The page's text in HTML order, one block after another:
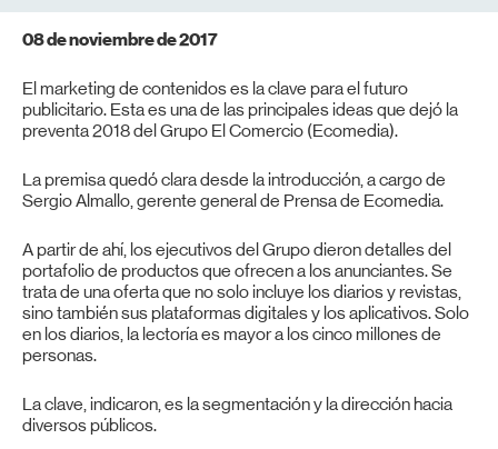
08 de noviembre de 2017
El marketing de contenidos es la clave para el futuro
publicitario. Esta es una de las principales ideas que dejó la
preventa 2018 del Grupo El Comercio (Ecomedia).
La premisa quedó clara desde la introducción, a cargo de
Sergio Almallo, gerente general de Prensa de Ecomedia.
A partir de ahí, los ejecutivos del Grupo dieron detalles del
portafolio de productos que ofrecen a los anunciantes. Se
trata de una oferta que no solo incluye los diarios y revistas,
sino también sus plataformas digitales y los aplicativos. Solo
en los diarios, la lectoría es mayor a los cinco millones de
personas.
La clave, indicaron, es la segmentación y la dirección hacia
diversos públicos.